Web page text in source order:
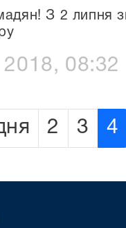
З 2 липня
08:32
2 3 4